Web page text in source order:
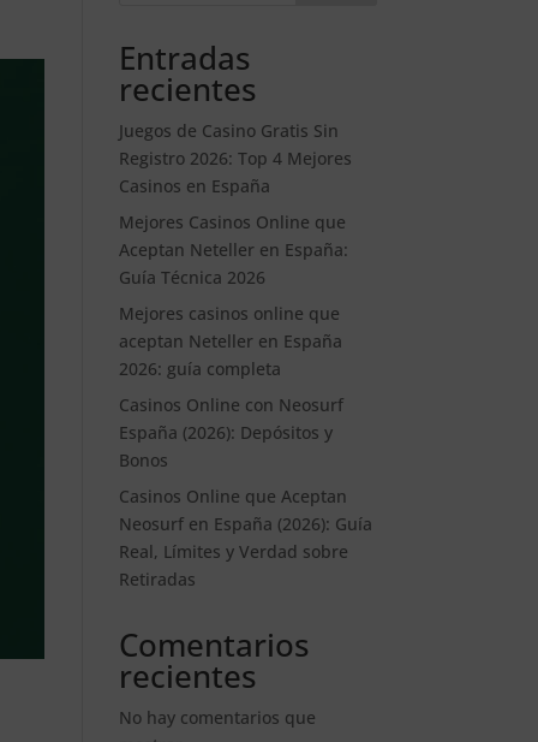
Entradas
recientes
Juegos de Casino Gratis Sin
Registro 2026: Top 4 Mejores
Casinos en España
Mejores Casinos Online que
Aceptan Neteller en España:
Guía Técnica 2026
Mejores casinos online que
aceptan Neteller en España
2026: guía completa
Casinos Online con Neosurf
España (2026): Depósitos y
Bonos
Casinos Online que Aceptan
Neosurf en España (2026): Guía
Real, Límites y Verdad sobre
Retiradas
Comentarios
recientes
No hay comentarios que